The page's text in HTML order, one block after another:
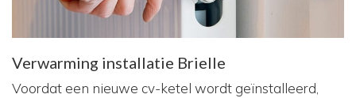
Verwarming installatie Brielle
Voordat een nieuwe cv-ketel wordt geïnstalleerd,